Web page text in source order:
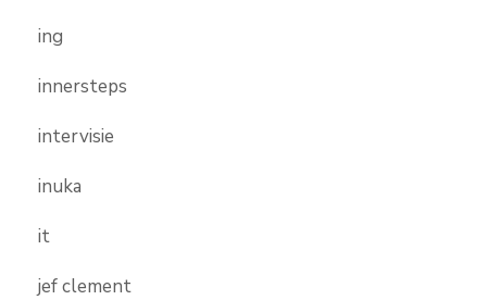
ing
innersteps
intervisie
inuka
it
jef clement